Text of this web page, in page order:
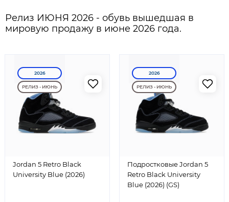
Релиз ИЮНЯ 2026 - обувь вышедшая в
мировую продажу в июне 2026 года.
2026
РЕЛИЗ - ИЮНЬ
Jordan 5 Retro Black
University Blue (2026)
2026
РЕЛИЗ - ИЮНЬ
Подростковые Jordan 5
Retro Black University
Blue (2026) (GS)